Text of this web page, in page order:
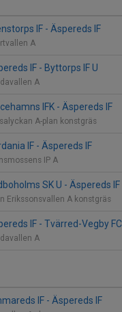
IF - Äspereds IF
A
IF - Byttorps IF U
A
IFK - Äspereds IF
A-plan konstgräs
IF - Äspereds IF
IP A
SK U - Äspereds IF
Erikssonsvallen A konstgräs
IF - Tvärred-Vegby FC
A
IF - Äspereds IF